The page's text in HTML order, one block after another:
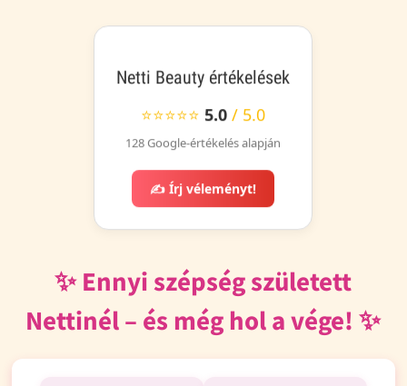
Netti Beauty értékelések
⭐⭐⭐⭐⭐5.0 / 5.0
128 Google-értékelés alapján
✍️ Írj véleményt!
✨ Ennyi szépség született
Nettinél – és még hol a vége! ✨